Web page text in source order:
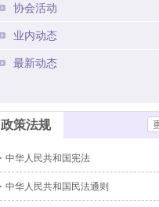
协会活动
业内动态
最新动态
政策法规
中华人民共和国宪法
中华人民共和国民法通则